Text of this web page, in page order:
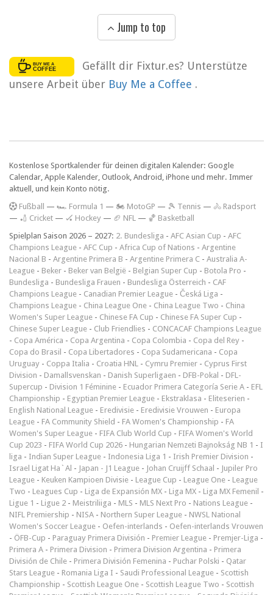
Jump to top
Gefällt dir Fixtur.es? Unterstütze
unsere Arbeit über Buy Me a Coffee .
Kostenlose Sportkalender für deinen digitalen Kalender: Google
Calendar, Apple Kalender, Outlook, Android, iPhone und mehr. Immer
aktuell, und kein Konto nötig.
Fußball — 🏎️ Formula 1 — 🏍 MotoGP — 🎾 Tennis — 🚴 Radsport
— 🏏 Cricket — 🏑 Hockey — 🏈 NFL — 🏀 Basketball
Spielplan Saison 2026 – 2027: 2. Bundesliga - AFC Asian Cup - AFC
Champions League - AFC Cup - Africa Cup of Nations - Argentine
Nacional B - Argentine Primera B - Argentine Primera C - Australia A-
League - Beker - Beker van België - Belgian Super Cup - Botola Pro -
Bundesliga - Bundesliga Frauen - Bundesliga Österreich - CAF
Champions League - Canadian Premier League - Česká Liga -
Champions League - China League One - China League Two - China
Women's Super League - Chinese FA Cup - Chinese FA Super Cup -
Chinese Super League - Club Friendlies - CONCACAF Champions League
- Copa América - Copa Argentina - Copa Colombia - Copa del Rey -
Copa do Brasil - Copa Libertadores - Copa Sudamericana - Copa
Uruguay - Coppa Italia - Croatia HNL - Cymru Premier - Cyprus First
Division - Damallsvenskan - Danish Superligaen - DFB-Pokal - DFL-
Supercup - Division 1 Féminine - Ecuador Primera Categoría Serie A - EFL
Championship - Egyptian Premier League - Ekstraklasa - Eliteserien -
English National League - Eredivisie - Eredivisie Vrouwen - Europa
League - FA Community Shield - FA Women's Championship - FA
Women's Super League - FIFA Club World Cup - FIFA Women's World
Cup 2023 - FIFA World Cup 2026 - Hungarian Nemzeti Bajnokság NB 1 - I
liga - Indian Super League - Indonesia Liga 1 - Irish Premier Division -
Israel Ligat Ha`Al - Japan - J1 League - Johan Cruijff Schaal - Jupiler Pro
League - Keuken Kampioen Divisie - League Cup - League One - League
Two - Leagues Cup - Liga de Expansión MX - Liga MX - Liga MX Femenil -
Ligue 1 - Ligue 2 - Meistriliiga - MLS - MLS Next Pro - Nations League -
NIFL Premiership - NISA - Northern Super League - NWSL National
Women's Soccer League - Oefen-interlands - Oefen-interlands Vrouwen
- ÖFB-Cup - Paraguay Primera División - Premier League - Premjer-Liga -
Primera A - Primera Division - Primera Division Argentina - Primera
División de Chile - Primera División Femenina - Puchar Polski - Qatar
Stars League - Romania Liga I - Saudi Professional League - Scottish
Championship - Scottish League One - Scottish League Two - Scottish